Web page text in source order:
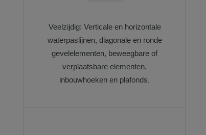
Veelzijdig: Verticale en horizontale
waterpaslijnen, diagonale en ronde
gevelelementen, beweegbare of
verplaatsbare elementen,
inbouwhoeken en plafonds.